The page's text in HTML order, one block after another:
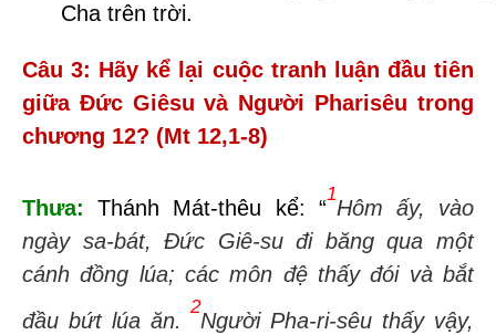
Cha trên trời.
Câu 3: Hãy kể lại cuộc tranh luận đầu tiên
giữa Đức Giêsu và Người Pharisêu trong
chương 12? (Mt 12,1-8)
Thưa: Thánh Mát-thêu kể: “
1
Hôm ấy, vào
ngày sa-bát, Đức Giê-su đi băng qua một
cánh đồng lúa; các môn đệ thấy đói và bắt
đầu bứt lúa ăn.
2
Người Pha-ri-sêu thấy vậy,